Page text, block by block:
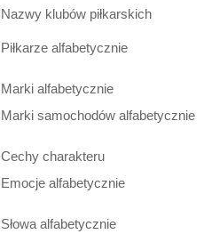
Nazwy klubów piłkarskich
Piłkarze alfabetycznie
Marki alfabetycznie
Marki samochodów alfabetycznie
Cechy charakteru
Emocje alfabetycznie
Słowa alfabetycznie